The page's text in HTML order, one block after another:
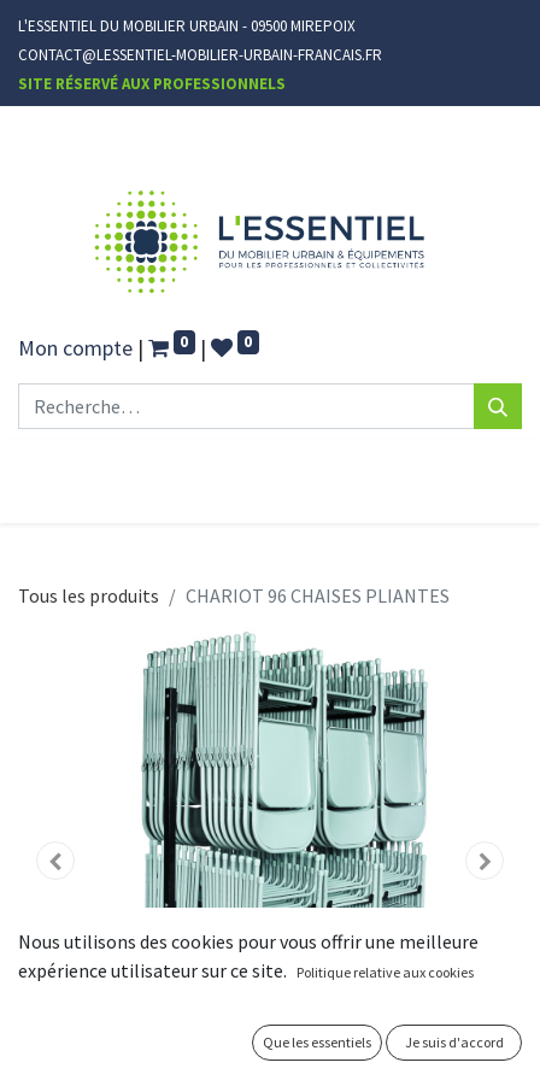
L'ESSENTIEL DU MOBILIER URBAIN - 09500 MIREPOIX
CONTACT@LESSENTIEL-MOBILIER-URBAIN-FRANCAIS.FR
SITE RÉSERVÉ AUX PROFESSIONNELS
Mon compte | 0 | 0
Tous les produits CHARIOT 96 CHAISES PLIANTES
Nous utilisons des cookies pour vous offrir une meilleure
expérience utilisateur sur ce site.
Politique relative aux cookies
Que les essentiels Je suis d'accord